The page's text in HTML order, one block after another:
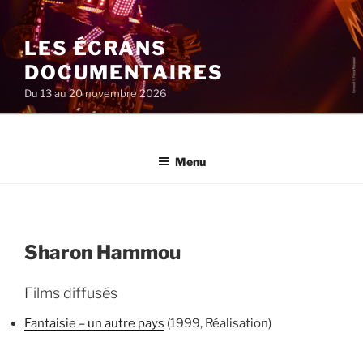
au
contenu
principal
LES ÉCRANS
DOCUMENTAIRES
Du 13 au 20 novembre 2026
Menu
Sharon Hammou
Films diffusés
Fantaisie – un autre pays (1999, Réalisation)